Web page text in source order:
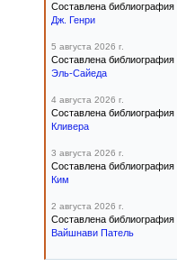
Составлена библиография
Дж. Генри
5 августа 2026 г.
Составлена библиография
Эль-Сайеда
4 августа 2026 г.
Составлена библиография
Кливера
3 августа 2026 г.
Составлена библиография
Ким
2 августа 2026 г.
Составлена библиография
Вайшнави Патель